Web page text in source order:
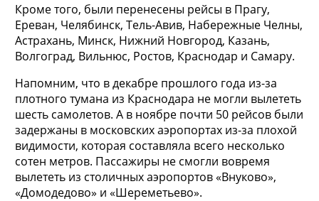
Кроме того, были перенесены рейсы в Прагу,
Ереван, Челябинск, Тель-Авив, Набережные Челны,
Астрахань, Минск, Нижний Новгород, Казань,
Волгоград, Вильнюс, Ростов, Краснодар и Самару.
Напомним, что в декабре прошлого года из-за
плотного тумана из Краснодара не могли вылететь
шесть самолетов. А в ноябре почти 50 рейсов были
задержаны в московских аэропортах из-за плохой
видимости, которая составляла всего несколько
сотен метров. Пассажиры не смогли вовремя
вылететь из столичных аэропортов «Внуково»,
«Домодедово» и «Шереметьево».